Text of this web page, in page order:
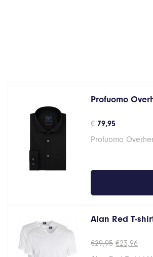
Profuomo
€ 79,95
Profuomo
Alan Red T-
€29,95 €23,96